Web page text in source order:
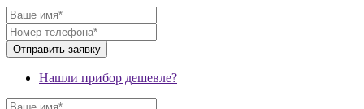
Нашли прибор дешевле?